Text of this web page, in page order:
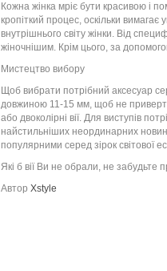
Кожна жінка мріє бути красивою і
кропіткий процес, оскільки
внутрішнього світу жінки. Від
жіночнішим. Крім цього, за
Мистецтво вибору
Щоб вибрати потрібний аксесуар
довжиною 11-15 мм, щоб не
або двоколірні вії. Для виступів
найстильніших неординарних
популярними серед зірок світової
Які б вії Ви не обрали, не забудьте
Автор Xstyle